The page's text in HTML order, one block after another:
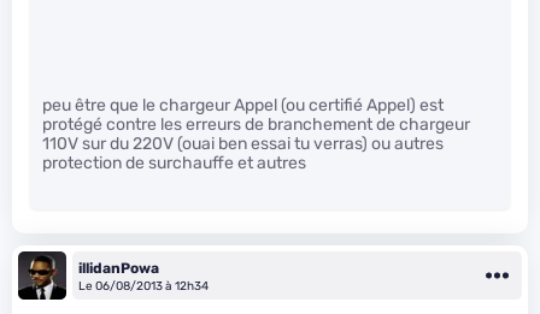
peu être que le chargeur Appel (ou certifié Appel) est
protégé contre les erreurs de branchement de chargeur
110V sur du 220V (ouai ben essai tu verras) ou autres
protection de surchauffe et autres
illidanPowa
Le 06/08/2013 à 12h34